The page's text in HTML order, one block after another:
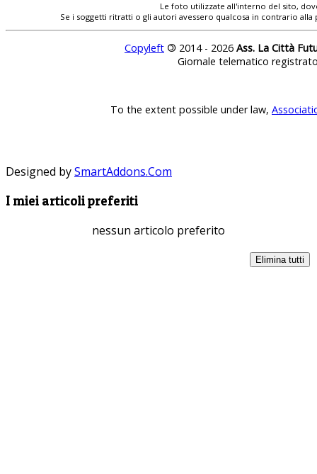
Le foto utilizzate all'interno del sito,
Se i soggetti ritratti o gli autori avessero qualcosa in contrario
Copyleft © 2014 - 2026 Ass. La Città
Giornale telematico
To the extent possible under law,
Designed bySmartAddons.Com
I miei articoli preferiti
nessun articolo preferito